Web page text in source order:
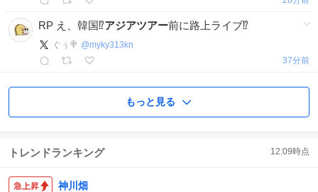
RP え、韓国⁉️アジアツアー前に路上ライブ⁉️
ぐぅ🍭 @myky313kn
37分前
もっと見る
トレンドランキング 12:09時点
神川畑